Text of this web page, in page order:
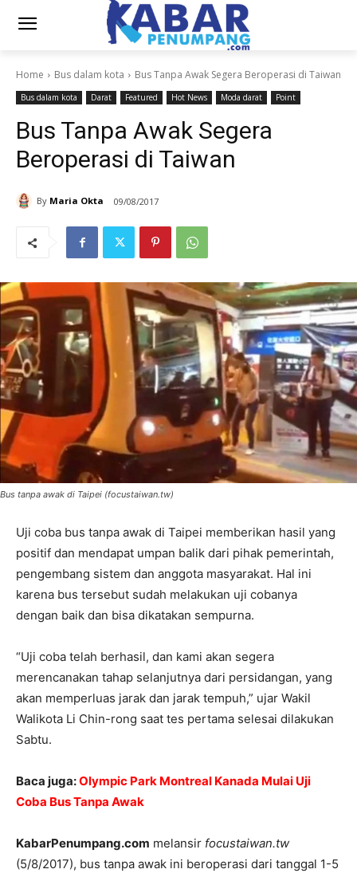
Home Bus dalam kota Bus Tanpa Awak Segera Beroperasi di Taiwan
Bus dalam kota Darat Featured Hot News Moda darat Point
Bus Tanpa Awak Segera
Beroperasi di Taiwan
By Maria Okta 09/08/2017
Bus tanpa awak di Taipei (focustaiwan.tw)
Uji coba bus tanpa awak di Taipei memberikan hasil yang
positif dan mendapat umpan balik dari pihak pemerintah,
pengembang sistem dan anggota masyarakat. Hal ini
karena bus tersebut sudah melakukan uji cobanya
dengan baik dan bisa dikatakan sempurna.
“Uji coba telah berhasil, dan kami akan segera
merencanakan tahap selanjutnya dari persidangan, yang
akan memperluas jarak dan jarak tempuh,” ujar Wakil
Walikota Li Chin-rong saat tes pertama selesai dilakukan
Sabtu.
Baca juga:Olympic Park Montreal Kanada Mulai Uji
Coba Bus Tanpa Awak
KabarPenumpang.com melansir focustaiwan.tw
(5/8/2017), bus tanpa awak ini beroperasi dari tanggal 1-5